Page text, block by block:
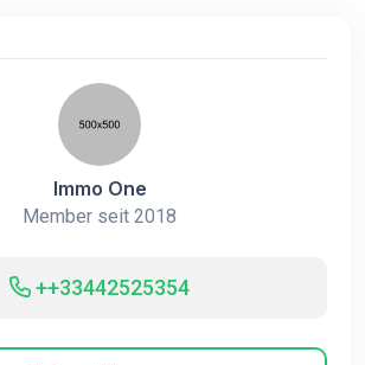
Immo One
Member seit 2018
++33442525354